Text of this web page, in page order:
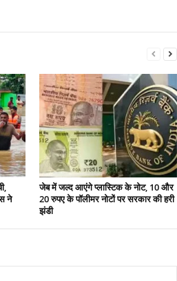
ने
जेब में जल्द आएंगे प्लास्टिक के नोट, 10 और
20 रुपए के पॉलीमर नोटों पर सरकार की हरी
झंडी